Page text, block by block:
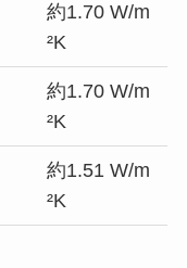
約1.70 W/m
²K
約1.70 W/m
²K
約1.51 W/m
²K